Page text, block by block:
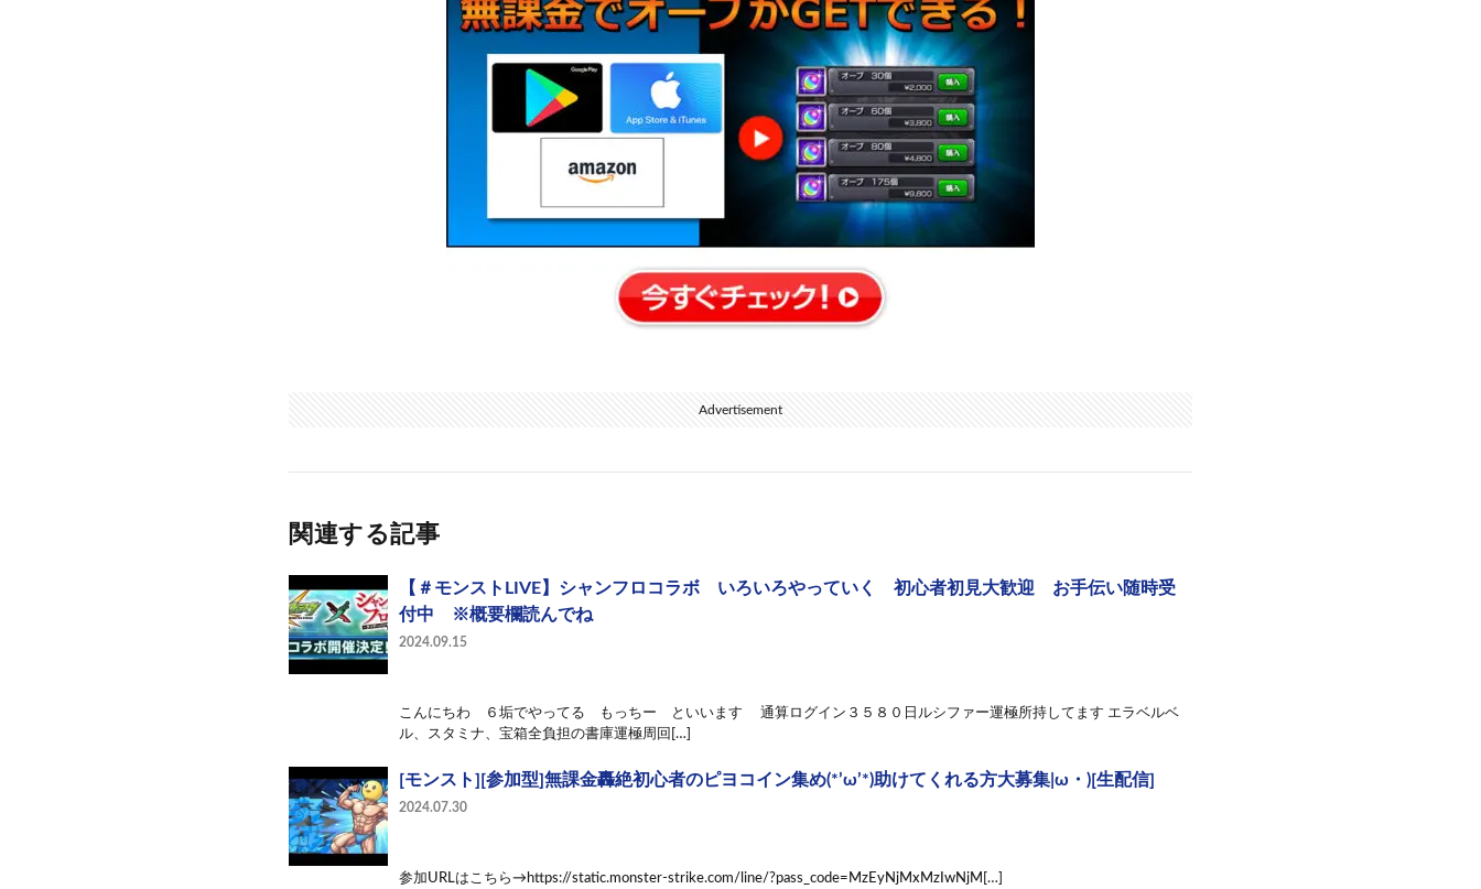
Advertisement
関連する記事
【＃モンストLIVE】シャンフロコラボ いろいろやっていく 初心者初見大歓迎 お手伝い随時受
付中 ※概要欄読んでね
2024.09.15
こんにちわ ６垢でやってる もっちー といいます 通算ログイン３５８０日ルシファー運極所持してます エラベルベ
ル、スタミナ、宝箱全負担の書庫運極周回[…]
[モンスト][参加型]無課金轟絶初心者のピヨコイン集め(*’ω’*)助けてくれる方大募集|ω・)[生配信]
2024.07.30
参加URLはこちら→https://static.monster-strike.com/line/?pass_code=MzEyNjMxMzIwNjM[…]